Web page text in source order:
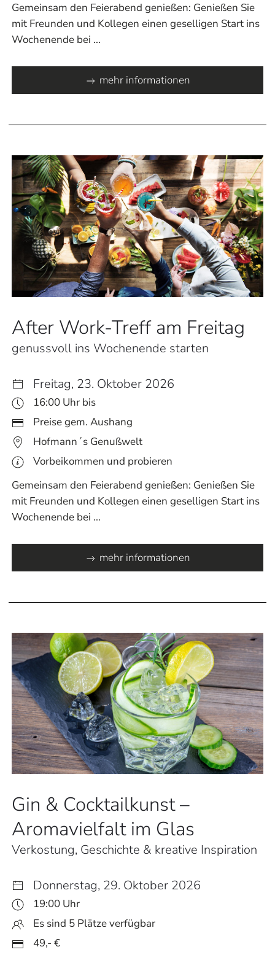
Gemeinsam den Feierabend genießen: Genießen Sie
mit Freunden und Kollegen einen geselligen Start ins
Wochenende bei ...
mehr informationen
After Work-Treff am Freitag
genussvoll ins Wochenende starten
Freitag, 23. Oktober 2026
16:00 Uhr bis
Preise gem. Aushang
Hofmann´s Genußwelt
Vorbeikommen und probieren
Gemeinsam den Feierabend genießen: Genießen Sie
mit Freunden und Kollegen einen geselligen Start ins
Wochenende bei ...
mehr informationen
Gin & Cocktailkunst –
Aromavielfalt im Glas
Verkostung, Geschichte & kreative Inspiration
Donnerstag, 29. Oktober 2026
19:00 Uhr
Es sind 5 Plätze verfügbar
49,- €